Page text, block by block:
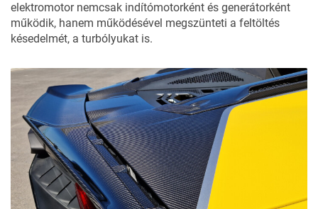
elektromotor nemcsak indítómotorként és generátorként
működik, hanem működésével megszünteti a feltöltés
késedelmét, a turbólyukat is.